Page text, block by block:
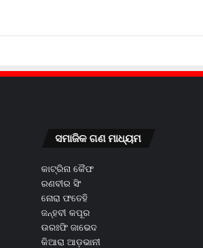
ସମାଜିକ ଗଣ ମାଧ୍ୟମ
କାଟ୍ରିନା କୈଫ
ରଣବୀର ସିଂ
ନୋରା ଫତେହି
ଜନ୍ହବୀ କପୂର
ଉରଃଫି ଜାଭେଦ
କିଆରା ଆଡ଼ଭାନୀ